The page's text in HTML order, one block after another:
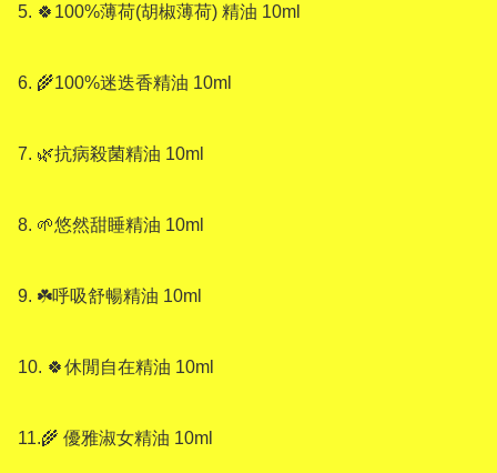
5. 🍀100%薄荷(胡椒薄荷) 精油 10ml
6. 🌾100%迷迭香精油 10ml
7. 🌿抗病殺菌精油 10ml
8. 🌱悠然甜睡精油 10ml
9. ☘️呼吸舒暢精油 10ml
10. 🍀休閒自在精油 10ml
11.🌾 優雅淑女精油 10ml